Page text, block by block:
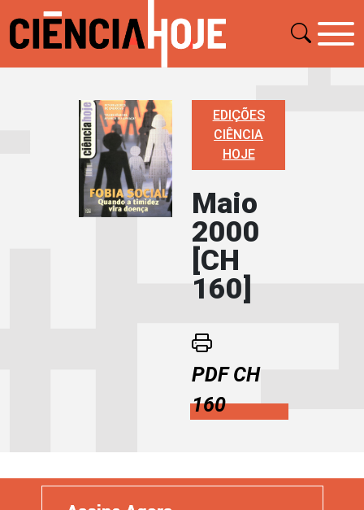
EDIÇÕES
CIÊNCIA
HOJE
Maio
2000
[CH
160]
PDF CH
160